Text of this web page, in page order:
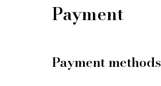
Payment
Payment methods